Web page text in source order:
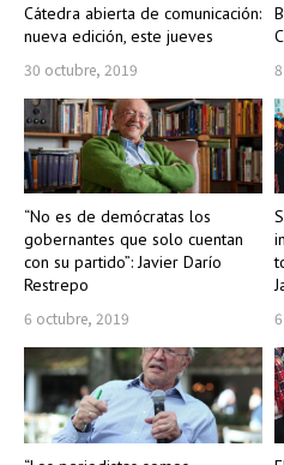
Cátedra abierta de comunicación:
nueva edición, este jueves
30 octubre, 2019
“No es de demócratas los
gobernantes que solo cuentan
con su partido”: Javier Darío
Restrepo
6 octubre, 2019